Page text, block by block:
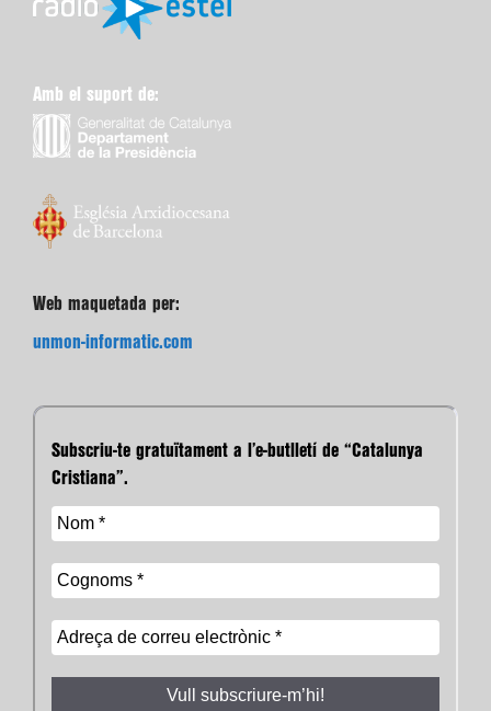
Amb el suport de:
Web maquetada per:
unmon-informatic.com
Subscriu-te gratuïtament a l’e-butlletí de “Catalunya
Cristiana”.